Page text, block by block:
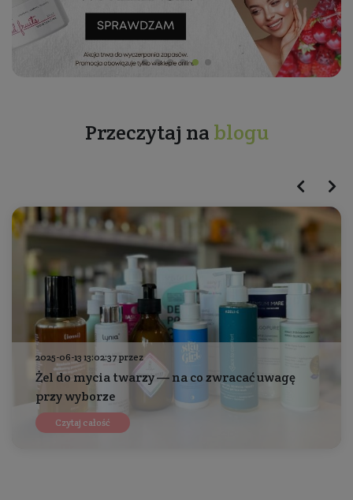
Przeczytaj na blogu
2025-06-13 13:02:37 przez
Żel do mycia twarzy — na co zwracać uwagę
przy wyborze
Czytaj całość